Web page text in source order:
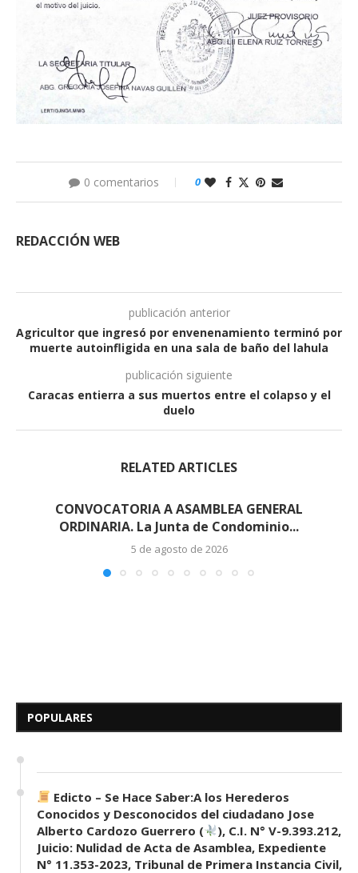
0 comentarios 0
REDACCIÓN WEB
publicación anterior
Agricultor que ingresó por envenenamiento terminó por
muerte autoinfligida en una sala de baño del lahula
publicación siguiente
Caracas entierra a sus muertos entre el colapso y el
duelo
RELATED ARTICLES
CONVOCATORIA A ASAMBLEA GENERAL
ORDINARIA. La Junta de Condominio...
5 de agosto de 2026
POPULARESDesconocidos del...
Edicto – Se Hace Saber:A los Herederos
Conocidos y Desconocidos del ciudadano Jose
Alberto Cardozo Guerrero (
), C.I. N° V-9.393.212,
Juicio: Nulidad de Acta de Asamblea, Expediente
N° 11.353-2023, Tribunal de Primera Instancia Civil,